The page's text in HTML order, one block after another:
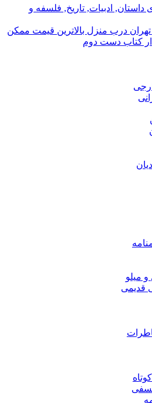
داستان, ادبیات, تاریخ, فلسفه و
تهران درب منزل بالاترین قیمت ممکن
کتاب دست دوم
میلو
قدیمی